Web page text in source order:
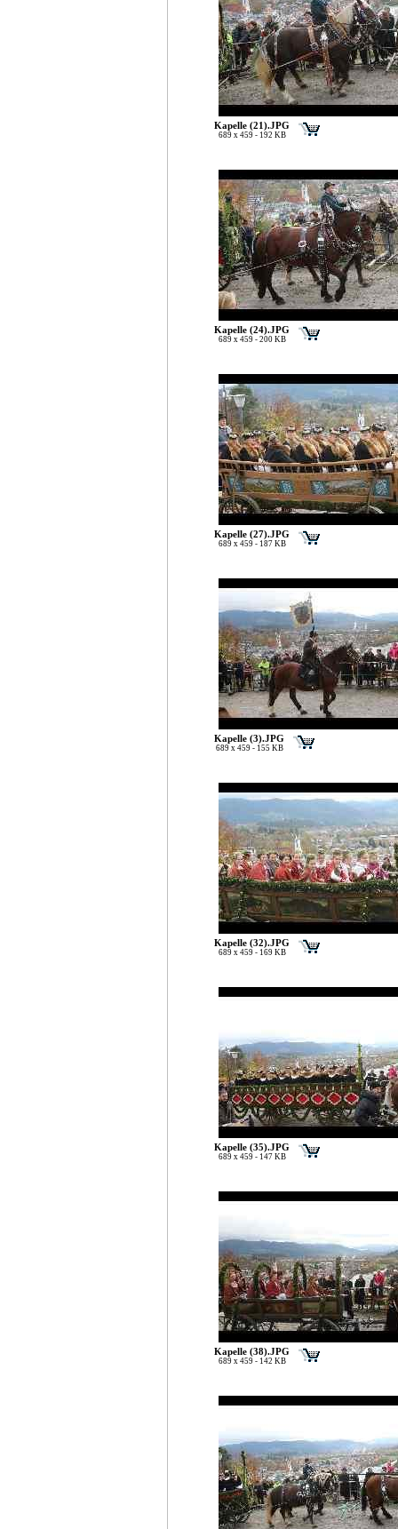
Kapelle (21).JPG
689 x 459 - 192 KB
Kapelle (24).JPG
689 x 459 - 200 KB
Kapelle (27).JPG
689 x 459 - 187 KB
Kapelle (3).JPG
689 x 459 - 155 KB
Kapelle (32).JPG
689 x 459 - 169 KB
Kapelle (35).JPG
689 x 459 - 147 KB
Kapelle (38).JPG
689 x 459 - 142 KB